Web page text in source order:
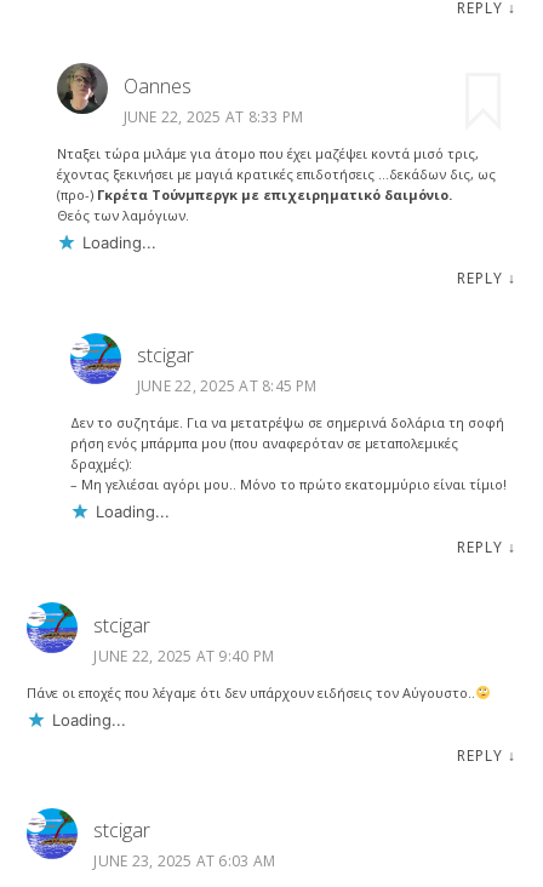
REPLY ↓
Oannes
JUNE 22, 2025 AT 8:33 PM
Νταξει τώρα μιλάμε για άτομο που έχει μαζέψει κοντά μισό τρις,
έχοντας ξεκινήσει με μαγιά κρατικές επιδοτήσεις …δεκάδων δις, ως
(προ-) Γκρέτα Τούνμπεργκ με επιχειρηματικό δαιμόνιο.
Θεός των λαμόγιων.
Loading...
REPLY ↓
stcigar
JUNE 22, 2025 AT 8:45 PM
Δεν το συζητάμε. Για να μετατρέψω σε σημερινά δολάρια τη σοφή
ρήση ενός μπάρμπα μου (που αναφερόταν σε μεταπολεμικές
δραχμές):
– Μη γελιέσαι αγόρι μου.. Μόνο το πρώτο εκατομμύριο είναι τίμιο!
Loading...
REPLY ↓
stcigar
JUNE 22, 2025 AT 9:40 PM
Πάνε οι εποχές που λέγαμε ότι δεν υπάρχουν ειδήσεις τον Αύγουστο..
Loading...
REPLY ↓
stcigar
JUNE 23, 2025 AT 6:03 AM